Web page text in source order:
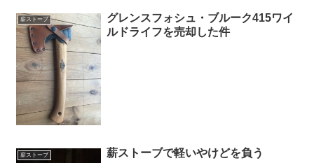
薪ストーブ
グレンスフォシュ・ブルーク415ワイ
ルドライフを売却した件
薪ストーブ 薪ストーブで軽いやけどを負う